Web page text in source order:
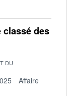
classé des
DU
Affaire